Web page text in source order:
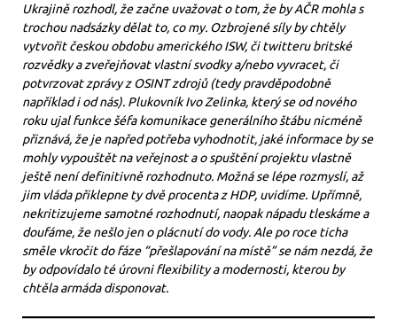
Ukrajině rozhodl, že začne uvažovat o tom, že by AČR mohla s
trochou nadsázky dělat to, co my. Ozbrojené síly by chtěly
vytvořit českou obdobu amerického ISW, či twitteru britské
rozvědky a zveřejňovat vlastní svodky a/nebo vyvracet, či
potvrzovat zprávy z OSINT zdrojů (tedy pravděpodobně
například i od nás). Plukovník Ivo Zelinka, který se od nového
roku ujal funkce šéfa komunikace generálního štábu nicméně
přiznává, že je napřed potřeba vyhodnotit, jaké informace by se
mohly vypouštět na veřejnost a o spuštění projektu vlastně
ještě není definitivně rozhodnuto. Možná se lépe rozmyslí, až
jim vláda přiklepne ty dvě procenta z HDP, uvidíme. Upřímně,
nekritizujeme samotné rozhodnutí, naopak nápadu tleskáme a
doufáme, že nešlo jen o plácnutí do vody. Ale po roce ticha
směle vkročit do fáze “přešlapování na místě” se nám nezdá, že
by odpovídalo té úrovni flexibility a modernosti, kterou by
chtěla armáda disponovat.